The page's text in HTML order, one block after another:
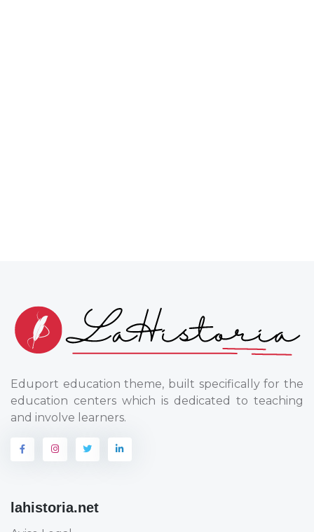
Eduport education theme, built specifically for the
education centers which is dedicated to teaching
and involve learners.
lahistoria.net